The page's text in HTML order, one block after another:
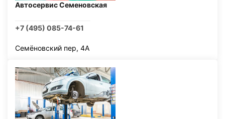
Автосервис Семеновская
+7 (495) 085-74-61
Семёновский пер, 4А